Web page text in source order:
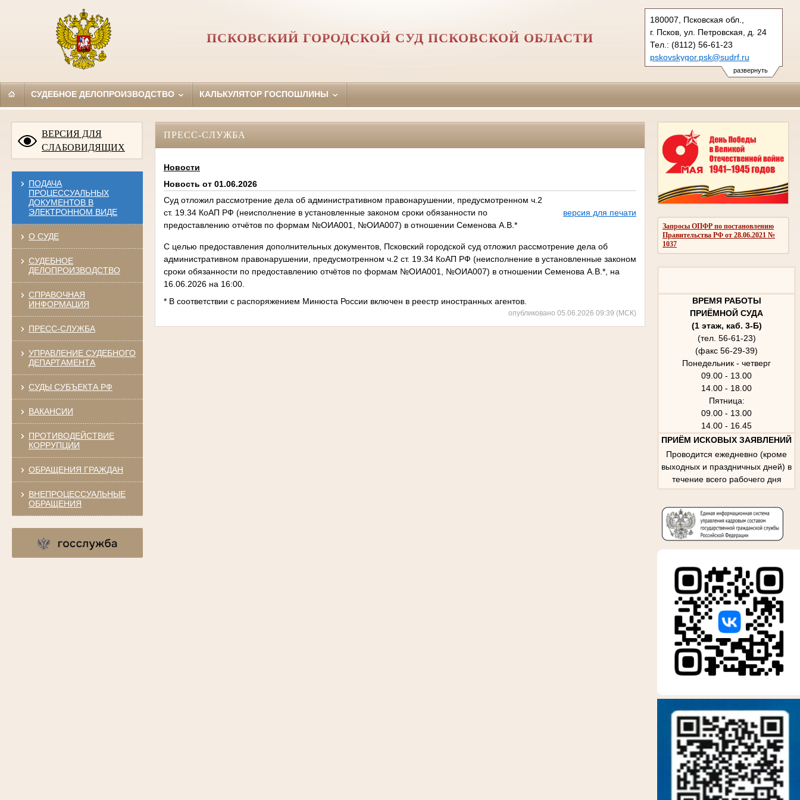
развернуть
180007, Псковская обл.,
г. Псков, ул. Петровская, д. 24
Тел.: (8112) 56-61-23
pskovskygor.psk@sudrf.ru
ПСКОВСКИЙ ГОРОДСКОЙ СУД ПСКОВСКОЙ ОБЛАСТИ
СУДЕБНОЕ ДЕЛОПРОИЗВОДСТВО КАЛЬКУЛЯТОР ГОСПОШЛИНЫ
ВЕРСИЯ ДЛЯ
СЛАБОВИДЯЩИХ
ПОДАЧА
ПРОЦЕССУАЛЬНЫХ
ДОКУМЕНТОВ В
ЭЛЕКТРОННОМ ВИДЕ
О СУДЕ
СУДЕБНОЕ
ДЕЛОПРОИЗВОДСТВО
СПРАВОЧНАЯ
ИНФОРМАЦИЯ
ПРЕСС-СЛУЖБА
УПРАВЛЕНИЕ СУДЕБНОГО
ДЕПАРТАМЕНТА
СУДЫ СУБЪЕКТА РФ
ВАКАНСИИ
ПРОТИВОДЕЙСТВИЕ
КОРРУПЦИИ
ОБРАЩЕНИЯ ГРАЖДАН
ВНЕПРОЦЕССУАЛЬНЫЕ
ОБРАЩЕНИЯ
Запросы ОПФР по постановлению
Правительства РФ от 28.06.2021 №
1037
ВРЕМЯ РАБОТЫ
ПРИЁМНОЙ СУДА
(1 этаж, каб. 3-Б)
(тел. 56-61-23)
(факс 56-29-39)
Понедельник - четверг
09.00 - 13.00
14.00 - 18.00
Пятница:
09.00 - 13.00
14.00 - 16.45
ПРИЁМ ИСКОВЫХ ЗАЯВЛЕНИЙ
Проводится ежедневно (кроме
выходных и праздничных дней) в
течение всего рабочего дня
ПРЕСС-СЛУЖБА
Новости
Новость от 01.06.2026
Суд отложил рассмотрение дела об административном правонарушении, предусмотренном ч.2
ст. 19.34 КоАП РФ (неисполнение в установленные законом сроки обязанности по
предоставлению отчётов по формам №ОИА001, №ОИА007) в отношении Семенова А.В.*
версия для печати
С целью предоставления дополнительных документов, Псковский городской суд отложил рассмотрение дела об
административном правонарушении, предусмотренном ч.2 ст. 19.34 КоАП РФ (неисполнение в установленные законом
сроки обязанности по предоставлению отчётов по формам №ОИА001, №ОИА007) в отношении Семенова А.В.*, на
16.06.2026 на 16:00.
* В соответствии с распоряжением Минюста России включен в реестр иностранных агентов.
опубликовано 05.06.2026 09:39 (МСК)